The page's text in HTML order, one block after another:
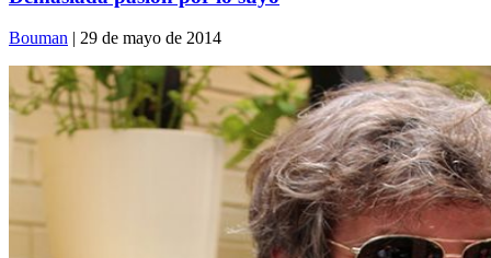
Bouman | 29 de mayo de 2014